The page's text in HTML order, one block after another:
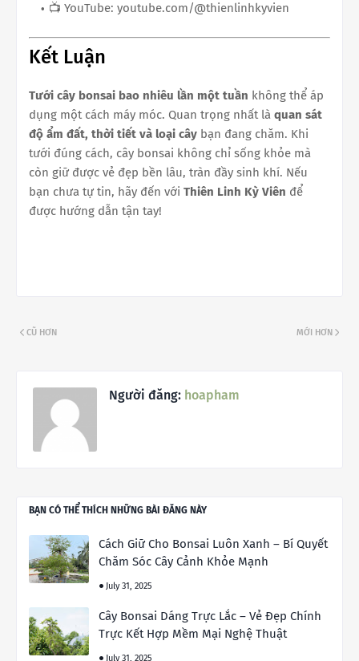
📺 YouTube: youtube.com/@thienlinhkyvien
Kết Luận
Tưới cây bonsai bao nhiêu lần một tuần không thể áp
dụng một cách máy móc. Quan trọng nhất là quan sát
độ ẩm đất, thời tiết và loại cây bạn đang chăm. Khi
tưới đúng cách, cây bonsai không chỉ sống khỏe mà
còn giữ được vẻ đẹp bền lâu, tràn đầy sinh khí. Nếu
bạn chưa tự tin, hãy đến với Thiên Linh Kỳ Viên để
được hướng dẫn tận tay!
MỚI HƠN
CŨ HƠN
Người đăng: hoapham
BẠN CÓ THỂ THÍCH NHỮNG BÀI ĐĂNG NÀY
Cách Giữ Cho Bonsai Luôn Xanh – Bí Quyết
Chăm Sóc Cây Cảnh Khỏe Mạnh
July 31, 2025
Cây Bonsai Dáng Trực Lắc – Vẻ Đẹp Chính
Trực Kết Hợp Mềm Mại Nghệ Thuật
July 31, 2025